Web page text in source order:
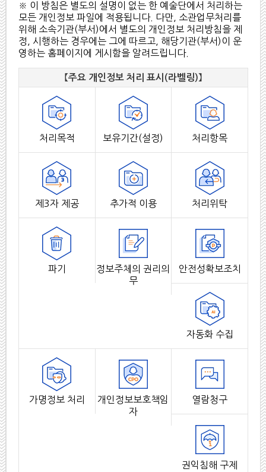
※ 이 방침은 별도의 설명이 없는 한 예술단에서 처리하는
모든 개인정보 파일에 적용됩니다. 다만, 소관업무처리를
위해 소속기관(부서)에서 별도의 개인정보 처리방침을 제
정, 시행하는 경우에는 그에 따르고, 해당기관(부서)이 운
영하는 홈페이지에 게시함을 알려드립니다.
【주요 개인정보 처리 표시(라벨링)】
처리목적 보유기간(설정) 처리항목
제3자 제공 추가적 이용 처리위탁
파기
정보주체의 권리의
무
안전성확보조치
자동화 수집
가명정보 처리
개인정보보호책임
자
열람청구
권익침해 구제